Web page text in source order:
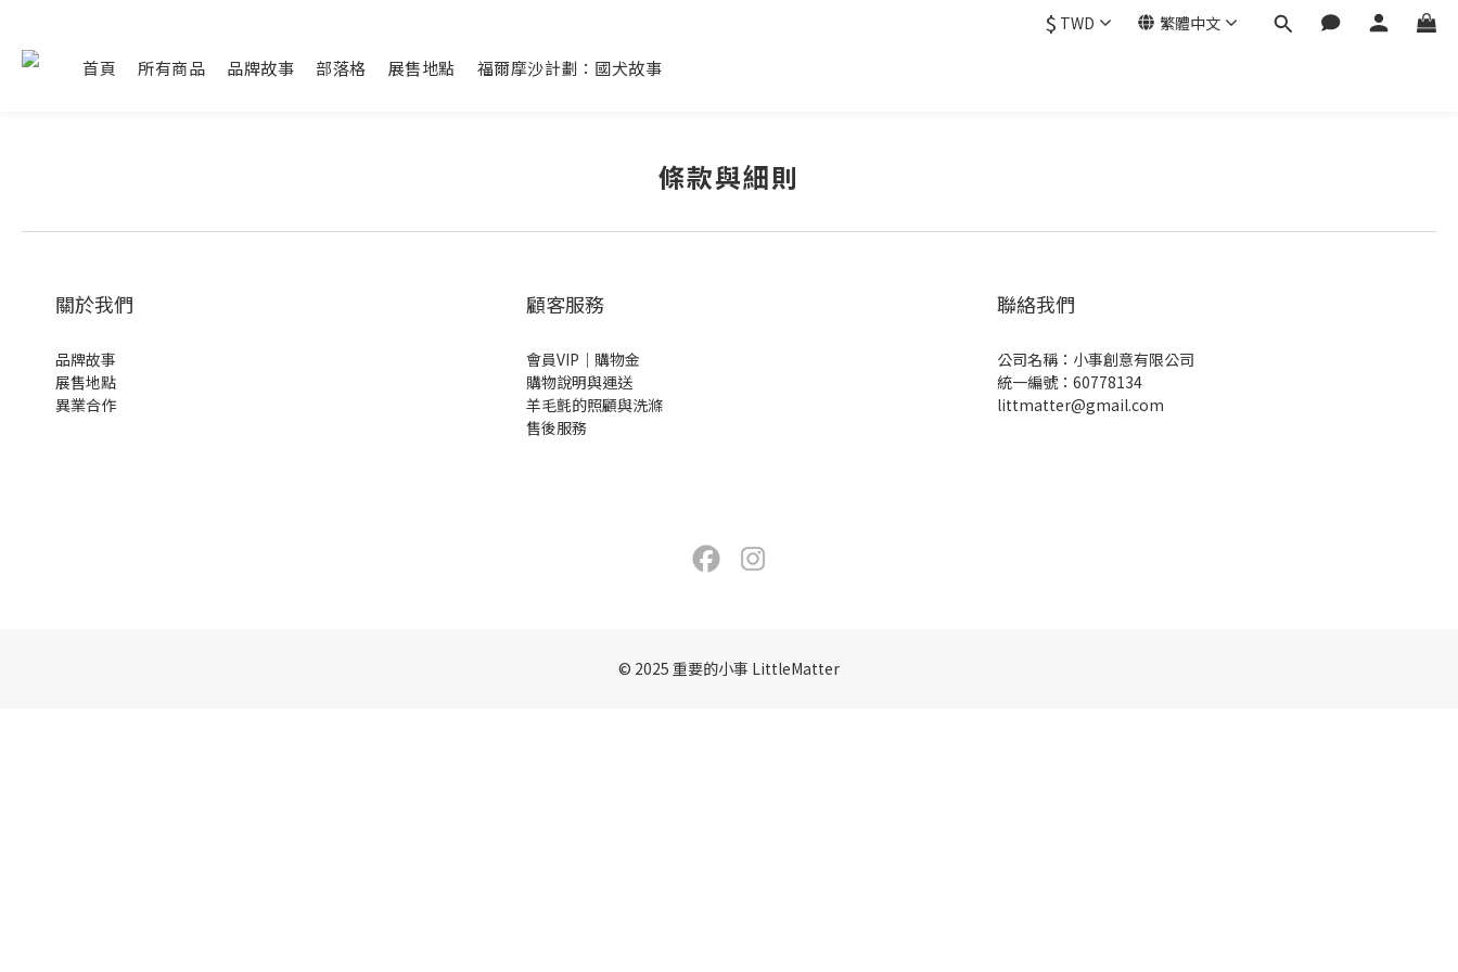
$ TWD 繁體中文
首頁 所有商品 品牌故事 部落格 展售地點 福爾摩沙計劃：國犬故事
條款與細則
關於我們
品牌故事
展售地點
異業合作
顧客服務
會員VIP｜購物金
購物說明與運送
羊毛氈的照顧與洗滌
售後服務
聯絡我們
公司名稱：小事創意有限公司
統一編號：60778134
littmatter@gmail.com
© 2025 重要的小事 LittleMatter